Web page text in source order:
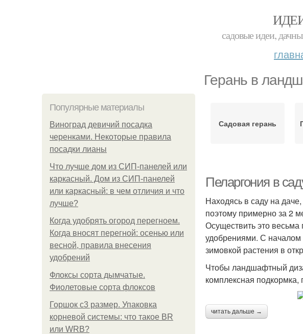
садовые идеи,
Герань в
Популярные материалы
Виноград девичий посадка
черенками. Некоторые правила
посадки лианы
Что лучше дом из СИП-панелей или
каркасный. Дом из СИП-панелей
или каркасный: в чем отличия и что
лучше?
Когда удобрять огород перегноем.
Когда вносят перегной: осенью или
весной, правила внесения
удобрений
Флоксы сорта дымчатые.
Фиолетовые сорта флоксов
Горшок с3 размер. Упаковка
корневой системы: что такое BR
или WRB?
Садовая герань
Пеларгония в
Находясь в саду на
поэтому примерно за 2
Осуществить это весьма
удобрениями. С началом
зимовкой растения в
Чтобы ландшафтный
комплексная
читать дальше →